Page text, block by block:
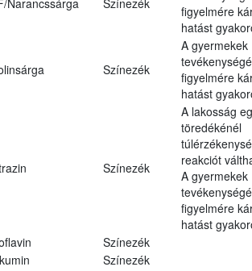
figyelmére
hatást
Színezék
A gyermekek
figyelmére
hatást
Színezék
A lakosság
töredékénél
reakciót
A gyermekek
figyelmére
hatást
Színezék
Színezék